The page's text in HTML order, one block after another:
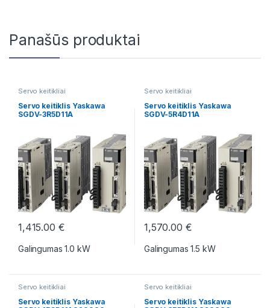
Panašūs produktai
Servo keitikliai
Servo keitiklis Yaskawa
SGDV-3R5D11A
1,415.00 €
Galingumas 1.0 kW
Servo keitikliai
Servo keitiklis Yaskawa
SGDV-5R4D11A
1,570.00 €
Galingumas 1.5 kW
Servo keitikliai
Servo keitiklis Yaskawa
Servo keitikliai
Servo keitiklis Yaskawa